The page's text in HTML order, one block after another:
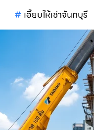
เฮี๊ยบให้เช่าจันทบุรี